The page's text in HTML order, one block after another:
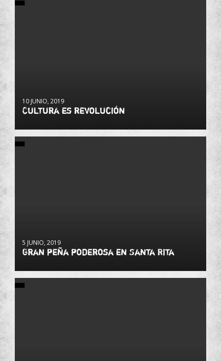
10 JUNIO, 2019
Cultura es revolución
5 JUNIO, 2019
Gran peña poderosa en Santa Rita